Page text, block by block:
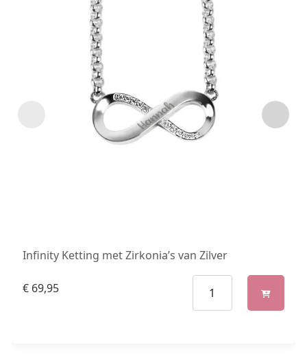
Infinity Ketting met Zirkonia’s van Zilver
€ 69,95